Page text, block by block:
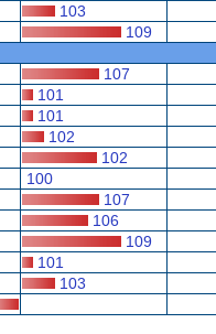
103
109
107
101
101
102
102
100
107
106
109
101
103